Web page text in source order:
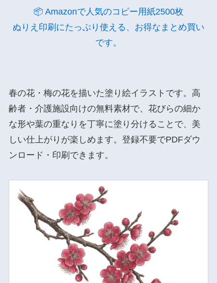
📦 Amazonで人気のコピー用紙2500枚
ぬりえ印刷にたっぷり使える、お得なまとめ買い
です。
春の花・梅の花を描いた塗り絵イラストです。高
齢者・介護施設向けの無料素材で、花びらの細か
な形や葉の重なりを丁寧に塗り分けることで、美
しい仕上がりが楽しめます。登録不要でPDFダウ
ンロード・印刷できます。